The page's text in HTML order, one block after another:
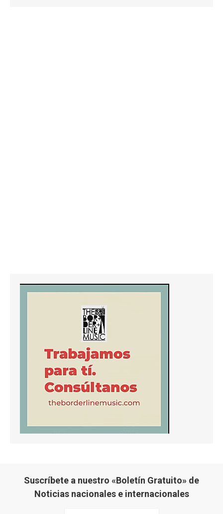
Suscríbete a nuestro «Boletín Gratuito» de
Noticias nacionales e internacionales